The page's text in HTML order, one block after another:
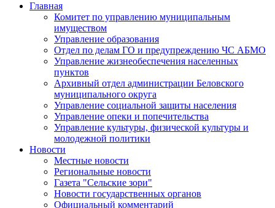
Главная
Комитет по управлению муниципальным
имуществом
Управление образования
Отдел по делам ГО и предупреждению ЧС АБМО
Управление жизнеобеспечения населенных
пунктов
Архивный отдел администрации Беловского
муниципального округа
Управление социальной защиты населения
Управление опеки и попечительства
Управление культуры, физической культуры и
молодежной политики
Новости
Местные новости
Региональные новости
Газета "Сельские зори"
Новости государственных органов
Официальный комментарий